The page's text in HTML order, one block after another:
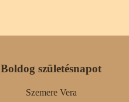
Boldog születésnapot
Szemere Vera